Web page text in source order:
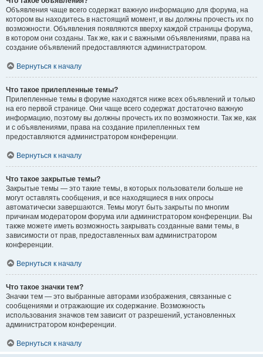
Объявления чаще всего содержат важную информацию для форума, на
котором вы находитесь в настоящий момент, и вы должны прочесть их по
возможности. Объявления появляются вверху каждой страницы форума,
в котором они созданы. Так же, как и с важными объявлениями, права на
создание объявлений предоставляются администратором.
Вернуться к началу
Что такое прилепленные темы?
Прилепленные темы в форуме находятся ниже всех объявлений и только
на его первой странице. Они чаще всего содержат достаточно важную
информацию, поэтому вы должны прочесть их по возможности. Так же, как
и с объявлениями, права на создание прилепленных тем
предоставляются администратором конференции.
Вернуться к началу
Что такое закрытые темы?
Закрытые темы — это такие темы, в которых пользователи больше не
могут оставлять сообщения, и все находящиеся в них опросы
автоматически завершаются. Темы могут быть закрыты по многим
причинам модератором форума или администратором конференции. Вы
также можете иметь возможность закрывать созданные вами темы, в
зависимости от прав, предоставленных вам администратором
конференции.
Вернуться к началу
Что такое значки тем?
Значки тем — это выбранные авторами изображения, связанные с
сообщениями и отражающие их содержание. Возможность
использования значков тем зависит от разрешений, установленных
администратором конференции.
Вернуться к началу